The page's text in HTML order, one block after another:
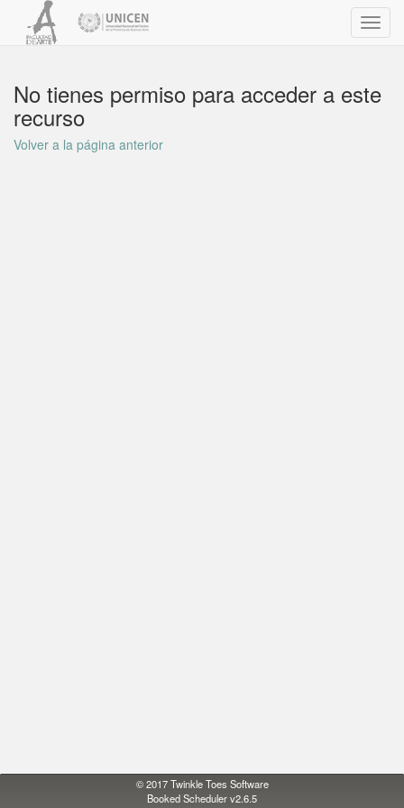
No tienes permiso para acceder a este
recurso
Volver a la página anterior
© 2017Twinkle Toes Software
Booked Scheduler v2.6.5